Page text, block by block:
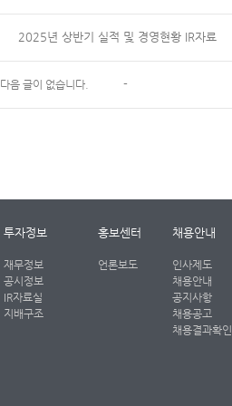
2025년 상반기 실적 및 경영현황 IR자료
다음 글이 없습니다. -
투자정보
재무정보
공시정보
IR자료실
지배구조
홍보센터
언론보도
채용안내
인사제도
채용안내
공지사항
채용공고
채용결과확인